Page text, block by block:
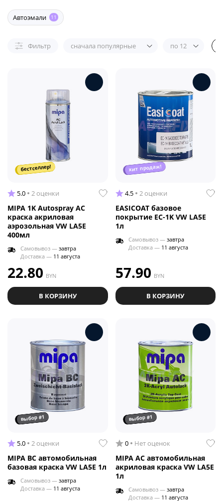
Автоэмали 11
Фильтр сначала популярные по 12
бестселлер!
5.0 2 оценки
MIPA 1K Autospray AC
краска акриловая
аэрозольная VW LA5E
400мл
Самовывоз — завтра
Доставка — 11 августа
22.80 BYN
В КОРЗИНУ
хит продаж!
4.5 2 оценки
EASICOAT базовое
покрытие EC-1K VW LA5E
1л
Самовывоз — завтра
Доставка — 11 августа
57.90 BYN
В КОРЗИНУ
выбор #1
5.0 2 оценки
MIPA BC автомобильная
базовая краска VW LA5E 1л
Самовывоз — завтра
Доставка — 11 августа
выбор #1
0 Нет оценок
MIPA AC автомобильная
акриловая краска VW LA5E
1л
Самовывоз — завтра
Доставка — 11 августа